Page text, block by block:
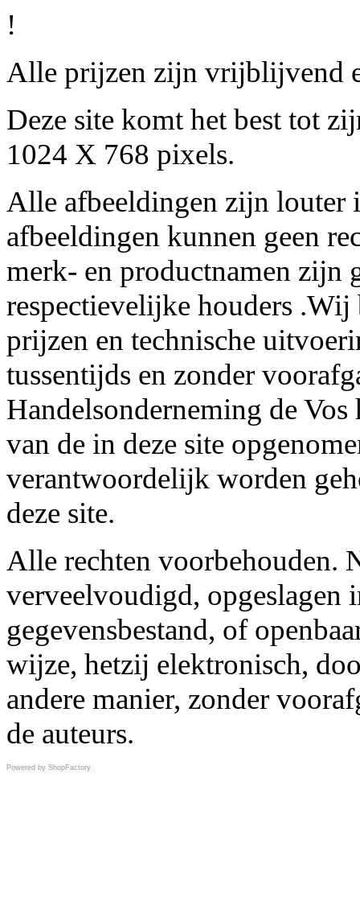
!
Alle prijzen zijn vrijblijvend
Deze site komt het best tot
1024 X 768 pixels.
Alle afbeeldingen zijn louter
afbeeldingen kunnen geen
merk- en productnamen zijn
respectievelijke houders .Wij
prijzen en technische
tussentijds en zonder
Handelsonderneming de
van de in deze site
verantwoordelijk worden
deze site.
Alle rechten voorbehouden.
verveelvoudigd, opgeslagen
gegevensbestand, of
wijze, hetzij elektronisch,
andere manier, zonder
de auteurs.
Powered by ShopFactory